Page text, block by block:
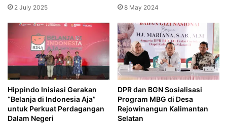
2 July 2025 8 May 2024
Hippindo Inisiasi Gerakan
“Belanja di Indonesia Aja”
untuk Perkuat Perdagangan
Dalam Negeri
DPR dan BGN Sosialisasi
Program MBG di Desa
Rejowinangun Kalimantan
Selatan